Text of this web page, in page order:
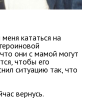
кататься на
они с мамой могут
чтобы его
ситуацию так, что
вернусь.